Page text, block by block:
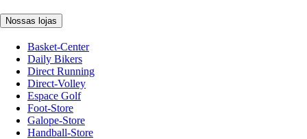
Nossas lojas
Basket-Center
Daily Bikers
Direct Running
Direct-Volley
Espace Golf
Foot-Store
Galope-Store
Handball-Store